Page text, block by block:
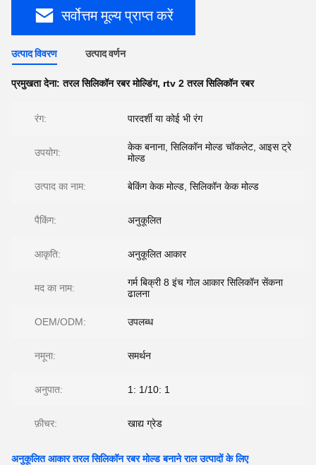
सर्वोत्तम मूल्य प्राप्त करें
उत्पाद विवरण उत्पाद वर्णन
प्रमुखता देना:तरल सिलिकॉन रबर मोल्डिंग, rtv 2 तरल सिलिकॉन रबर
रंग: पारदर्शी या कोई भी रंग
उपयोग:
केक बनाना, सिलिकॉन मोल्ड चॉकलेट, आइस ट्रे
मोल्ड
उत्पाद का नाम: बेकिंग केक मोल्ड, सिलिकॉन केक मोल्ड
पैकिंग: अनुकूलित
आकृति: अनुकूलित आकार
मद का नाम:
गर्म बिक्री 8 इंच गोल आकार सिलिकॉन सेंकना
ढालना
OEM/ODM: उपलब्ध
नमूना: समर्थन
अनुपात: 1: 1/10: 1
फ़ीचर: खाद्य ग्रेड
अनुकूलित आकार तरल सिलिकॉन रबर मोल्ड बनाने राल उत्पादों के लिए